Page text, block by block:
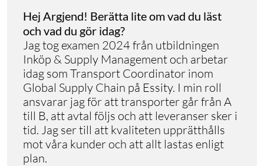
Hej Argjend! Berätta lite om vad du läst
och vad du gör idag?
Jag tog examen 2024 från utbildningen
Inköp & Supply Management och arbetar
idag som Transport Coordinator inom
Global Supply Chain på Essity. I min roll
ansvarar jag för att transporter går från A
till B, att avtal följs och att leveranser sker i
tid. Jag ser till att kvaliteten upprätthålls
mot våra kunder och att allt lastas enligt
plan.